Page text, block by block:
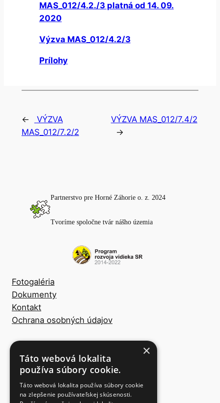
MAS_012/4.2./3 platná od 14. 09.
2020
Výzva MAS_012/4.2/3
Prílohy
←
VÝZVA
MAS_012/7.2/2
VÝZVA MAS_012/7.4/2
→
Partnerstvo pre Horné Záhorie o. z. 2024
Tvoríme spoločne tvár nášho územia
Fotogaléria
Dokumenty
Kontakt
Ochrana osobných údajov
Designed with ×
Táto webová lokalita
používa súbory cookie.
Táto webová lokalita používa súbory cookie
na zlepšenie používateľskej skúsenosti.